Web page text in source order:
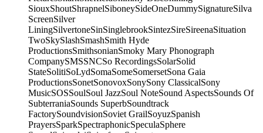
SiouxShoutShrapnelSiboneySideOneDummySignatureSilva
ScreenSilver
LiningSilvertoneSinSinglebrookSintezSireSireenaSituation
TwoSkySlashSmashSmith Hyde
ProductionsSmithsonianSmoky Mary Phonograph
CompanySMSSNCSo RecordingsSolarSolid
StateSolitiSoLydSomaSomeSomersetSona Gaia
ProductionsSonetSonovoxSonySony ClassicalSony
MusicSOSSoulSoul JazzSoul NoteSound AspectsSounds Of
SubterraniaSounds SuperbSoundtrack
FactorySoundvisionSoviet GrailSoyuzSpanish
PrayersSparkSpectraphonicSpeculaSphere